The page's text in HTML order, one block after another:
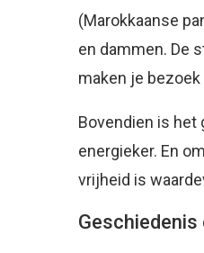
(Marokkaanse
en dammen. De
maken je
Bovendien is het
energieker. En
vrijheid is
Geschiedenis